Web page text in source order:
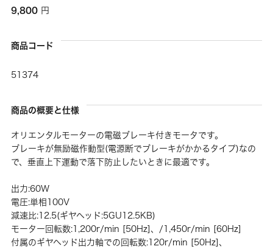
9,800 円
商品コード
51374
商品の概要と仕様
オリエンタルモーターの電磁ブレーキ付きモータです。
ブレーキが無励磁作動型(電源断でブレーキがかかるタイプ)なの
で、垂直上下運動で落下防止したいときに最適です。
出力:60W
電圧:単相100V
減速比:12.5(ギヤヘッド:5GU12.5KB)
モーター回転数:1,200r/min [50Hz]、/1,450r/min [60Hz]
付属のギヤヘッド出力軸での回転数:120r/min [50Hz]、